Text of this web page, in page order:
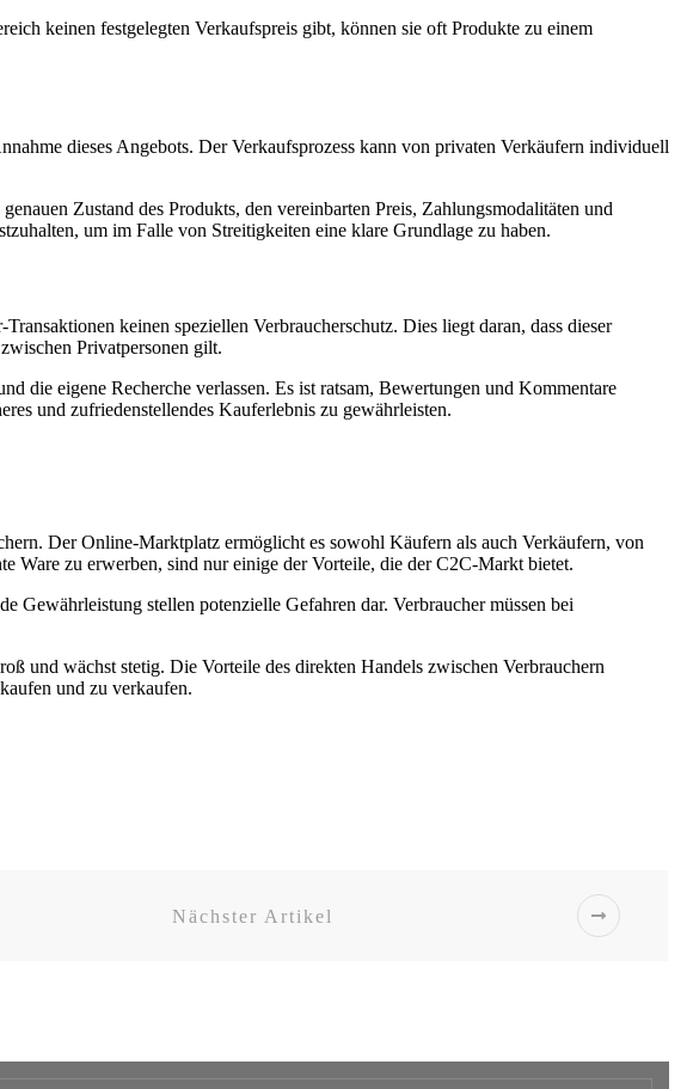
keinen festgelegten Verkaufspreis gibt, können sie oft Produkte zu einem
dieses Angebots. Der Verkaufsprozess kann von privaten Verkäufern individuell
Zustand des Produkts, den vereinbarten Preis, Zahlungsmodalitäten und
um im Falle von Streitigkeiten eine klare Grundlage zu haben.
keinen speziellen Verbraucherschutz. Dies liegt daran, dass dieser
Privatpersonen gilt.
die eigene Recherche verlassen. Es ist ratsam, Bewertungen und Kommentare
und zufriedenstellendes Kauferlebnis zu gewährleisten.
Der Online-Marktplatz ermöglicht es sowohl Käufern als auch Verkäufern, von
Ware zu erwerben, sind nur einige der Vorteile, die der C2C-Markt bietet.
stellen potenzielle Gefahren dar. Verbraucher müssen bei
und wächst stetig. Die Vorteile des direkten Handels zwischen Verbrauchern
und zu verkaufen.
Nächster Artikel